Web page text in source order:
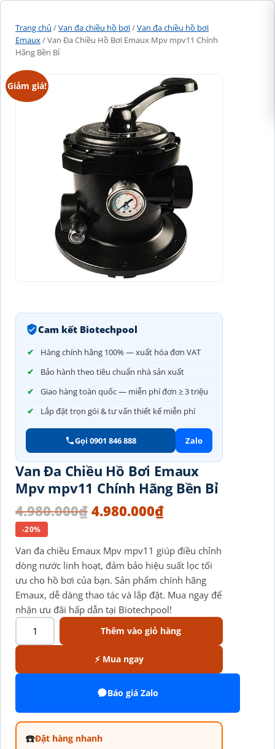
Trang chủ /Van đa chiều hồ bơi/Van đa chiều hồ bơi
Emaux/ Van Đa Chiều Hồ Bơi Emaux Mpv mpv11 Chính
Hãng Bền Bỉ
Giảm giá!
Cam kết Biotechpool
Hàng chính hãng 100% — xuất hóa đơn VAT
Bảo hành theo tiêu chuẩn nhà sản xuất
Giao hàng toàn quốc — miễn phí đơn ≥ 3 triệu
Lắp đặt trọn gói & tư vấn thiết kế miễn phí
Gọi 0901 846 888 Zalo
Van Đa Chiều Hồ Bơi Emaux
Mpv mpv11 Chính Hãng Bền Bỉ
4.980.000₫ 4.980.000₫
-20%
Van đa chiều Emaux Mpv mpv11 giúp điều chỉnh
dòng nước linh hoạt, đảm bảo hiệu suất lọc tối
ưu cho hồ bơi của bạn. Sản phẩm chính hãng
Emaux, dễ dàng thao tác và lắp đặt. Mua ngay để
nhận ưu đãi hấp dẫn tại Biotechpool!
Thêm vào giỏ hàng
⚡ Mua ngay
Báo giá Zalo
☎️Đặt hàng nhanh